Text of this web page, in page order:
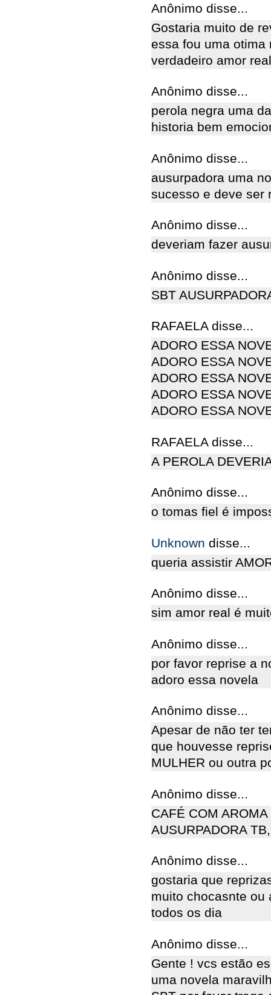
Anônimo disse...
Gostaria muito de
essa fou uma
verdadeiro amor
Anônimo disse...
perola negra uma
historia bem
Anônimo disse...
ausurpadora uma
sucesso e deve ser
Anônimo disse...
deveriam fazer
Anônimo disse...
SBT
RAFAELA disse...
ADORO ESSA
ADORO ESSA
ADORO ESSA
ADORO ESSA
ADORO ESSA
RAFAELA disse...
A PEROLA
Anônimo disse...
o tomas fiel é
Unknown disse...
queria assistir
Anônimo disse...
sim amor real é
Anônimo disse...
por favor reprise a
adoro essa novela
Anônimo disse...
Apesar de não ter
que houvesse
MULHER ou outra
Anônimo disse...
CAFÉ COM
AUSURPADORA
Anônimo disse...
gostaria que
muito chocasnte ou
todos os dia
Anônimo disse...
Gente ! vcs estão
uma novela